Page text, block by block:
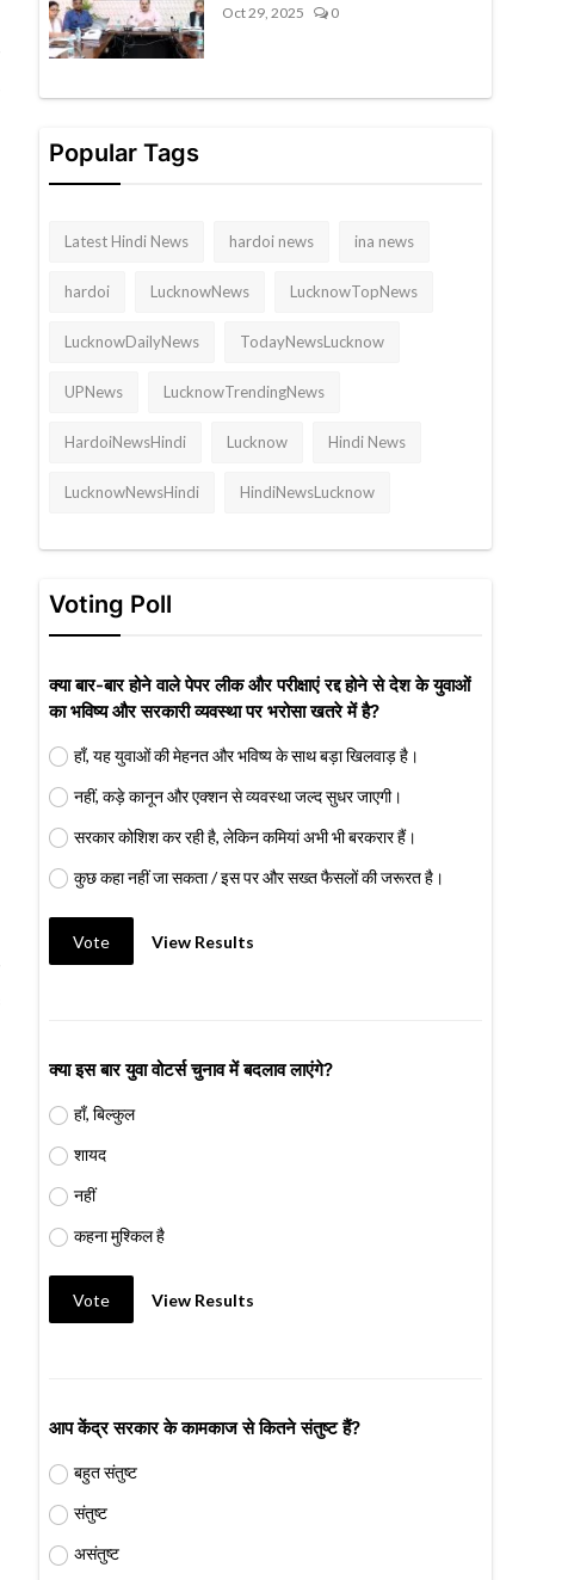
Oct 29, 2025 0
Popular Tags
Latest Hindi News hardoi news ina news
hardoi LucknowNews LucknowTopNews
LucknowDailyNews TodayNewsLucknow
UPNews LucknowTrendingNews
HardoiNewsHindi Lucknow Hindi News
LucknowNewsHindi HindiNewsLucknow
Voting Poll
क्या बार-बार होने वाले पेपर लीक और परीक्षाएं रद्द होने से देश के युवाओं
का भविष्य और सरकारी व्यवस्था पर भरोसा खतरे में है?
हाँ, यह युवाओं की मेहनत और भविष्य के साथ बड़ा खिलवाड़ है।
नहीं, कड़े कानून और एक्शन से व्यवस्था जल्द सुधर जाएगी।
सरकार कोशिश कर रही है, लेकिन कमियां अभी भी बरकरार हैं।
कुछ कहा नहीं जा सकता / इस पर और सख्त फैसलों की जरूरत है।
Vote View Results
क्या इस बार युवा वोटर्स चुनाव में बदलाव लाएंगे?
हाँ, बिल्कुल
शायद
नहीं
कहना मुश्किल है
Vote View Results
आप केंद्र सरकार के कामकाज से कितने संतुष्ट हैं?
बहुत संतुष्ट
संतुष्ट
असंतुष्ट